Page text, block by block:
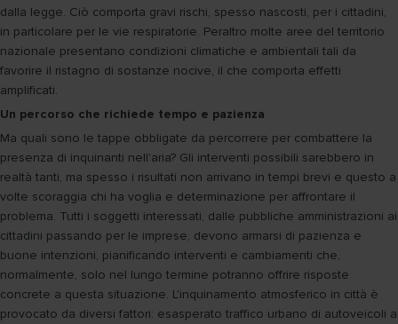
dalla legge. Ciò comporta gravi rischi, spesso nascosti, per i cittadini,
in particolare per le vie respiratorie. Peraltro molte aree del territorio
nazionale presentano condizioni climatiche e ambientali tali da
favorire il ristagno di sostanze nocive, il che comporta effetti
amplificati.
Un percorso che richiede tempo e pazienza
Ma quali sono le tappe obbligate da percorrere per combattere la
presenza di inquinanti nell'aria? Gli interventi possibili sarebbero in
realtà tanti, ma spesso i risultati non arrivano in tempi brevi e questo a
volte scoraggia chi ha voglia e determinazione per affrontare il
problema. Tutti i soggetti interessati, dalle pubbliche amministrazioni ai
cittadini passando per le imprese, devono armarsi di pazienza e
buone intenzioni, pianificando interventi e cambiamenti che,
normalmente, solo nel lungo termine potranno offrire risposte
concrete a questa situazione. L'inquinamento atmosferico in città è
provocato da diversi fattori: esasperato traffico urbano di autoveicoli a